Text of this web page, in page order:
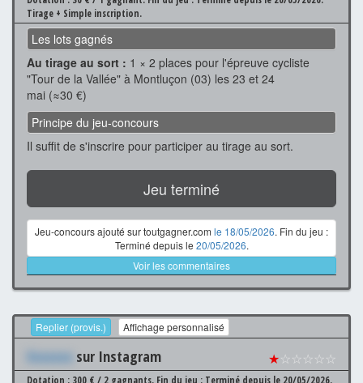
Tirage + Simple inscription.
Les lots gagnés
Au tirage au sort : 1 × 2 places pour l'épreuve cycliste
"Tour de la Vallée" à Montluçon (03) les 23 et 24
mai (≈30 €)
Principe du jeu-concours
Il suffit de s'inscrire pour participer au tirage au sort.
Jeu terminé
Jeu-concours ajouté sur toutgagner.com le 18/05/2026. Fin du jeu :
Terminé depuis le 20/05/2026.
Voir les commentaires
Replier (provis.) Affichage personnalisé
Xxxxxxx sur Instagram ★☆☆☆☆☆